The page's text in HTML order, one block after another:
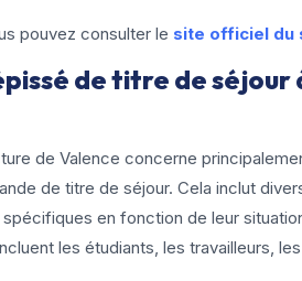
pouvez consulter le site officiel du
de titre de
de Valence concerne
de titre de séjour. Cela inclut
en fonction de leur
les étudiants, les travailleurs,